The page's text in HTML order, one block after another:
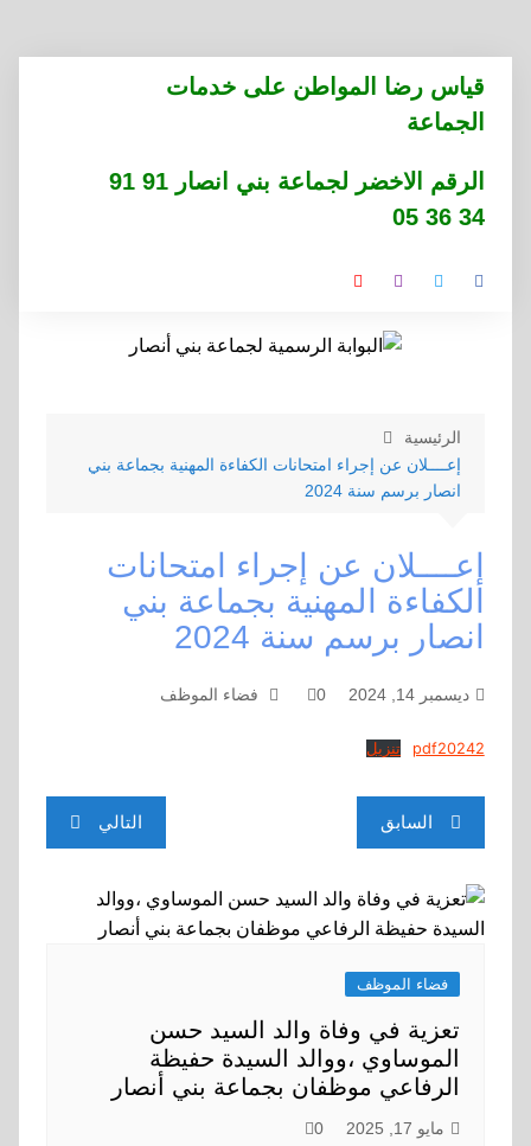
المحتوى
قياس رضا المواطن على خدمات
الجماعة
الرقم الاخضر لجماعة بني انصار 91 91
34 36 05
الرئيسية
إعــــلان عن إجراء امتحانات الكفاءة المهنية بجماعة بني
انصار برسم سنة 2024
إعــــلان عن إجراء امتحانات
الكفاءة المهنية بجماعة بني
انصار برسم سنة 2024
ديسمبر 14, 2024 0 فضاء الموظف
pdf20242 تنزيل
تصفّح
المقالات
السابق التالي
فضاء الموظف
تعزية في وفاة والد السيد حسن
الموساوي ،ووالد السيدة حفيظة
الرفاعي موظفان بجماعة بني أنصار
مايو 17, 2025 0